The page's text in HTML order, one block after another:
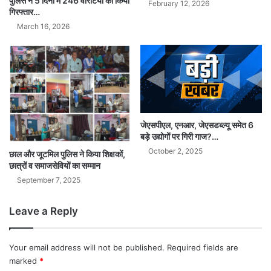
गिरफ्तार…
March 16, 2026
February 12, 2026
छाल और जूटमिल पुलिस ने किया शिक्षकों,
छात्रों व समाजसेवियों का सम्मान
September 7, 2025
जेएसपीएल, एनआर, जेएसडब्ल्यू समेत 6
बड़े उद्योगों पर गिरी गाज?…
October 2, 2025
Leave a Reply
Your email address will not be published. Required fields are
marked *